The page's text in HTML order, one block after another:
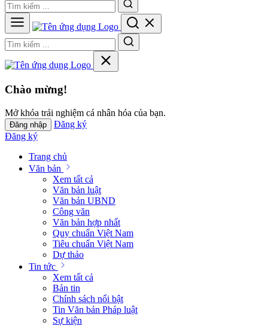
Chào mừng!
Mở khóa trải nghiệm cá nhân hóa của bạn.
Đăng nhập
Đăng ký
Đăng ký
Trang chủ
Văn bản
Xem tất cả
Văn bản luật
Văn bản UBND
Công văn
Văn bản hợp nhất
Quy chuẩn Việt Nam
Tiêu chuẩn Việt Nam
Dự thảo
Tin tức
Xem tất cả
Bản tin
Chính sách nổi bật
Tin Văn bản Pháp luật
Sự kiện